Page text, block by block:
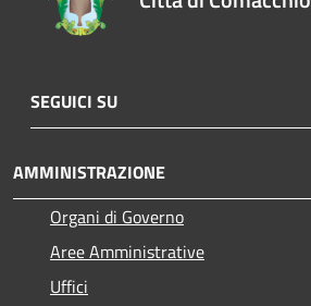
SEGUICI SU
AMMINISTRAZIONE
Organi di Governo
Aree Amministrative
Uffici